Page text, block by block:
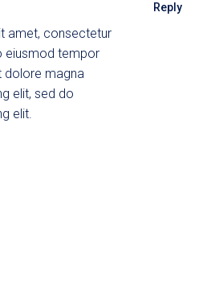
amet, consectetur
eiusmod tempor
dolore magna
elit, sed do
elit.
Reply